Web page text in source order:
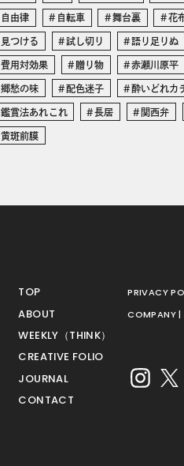
自由律 自転車 舞台裏 花
見つける 試し切り 語り足りぬ
費用対効果 贈り物 赤瀬川原平
郷愁の味 配色迷子 酔いどれカ
鑑賞法あれこれ 長居 関西弁
黄斑前膜
TOP
ABOUT
WEEKLY（THINK）
CREATIVE FOLIO
JOURNAL
CONTACT
PRIVACY
COMPANY |